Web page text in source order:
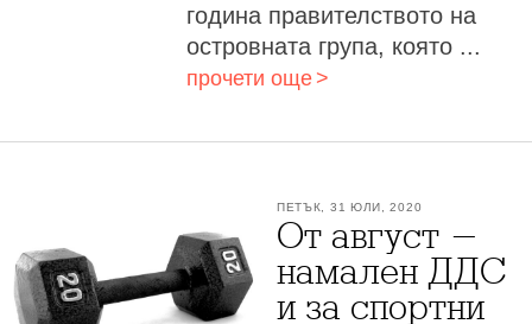
година правителството на
островната група, която ...
прочети още
ПЕТЪК, 31 ЮЛИ, 2020
От август -
намален ДДС
и за спортни